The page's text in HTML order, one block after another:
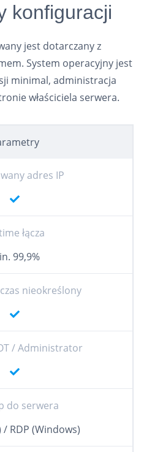
konfiguracji
jest dotarczany z
System operacyjny jest
minimal, administracja
właściciela serwera.
adres IP
łącza
99,9%
nieokreślony
/ Administrator
do serwera
/ RDP (Windows)